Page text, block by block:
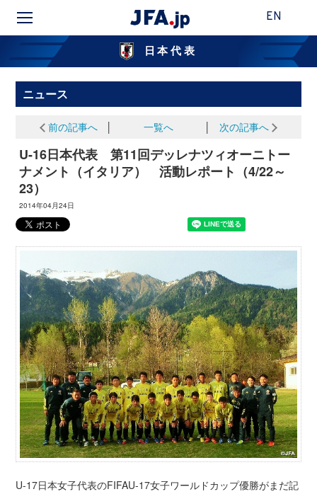
EN
日本代表
ニュース
前の記事へ 一覧へ 次の記事へ
U-16日本代表 第11回デッレナツィオーニトー
ナメント（イタリア） 活動レポート（4/22～
23）
2014年04月24日
U-17日本女子代表のFIFAU-17女子ワールドカップ優勝がまだ記